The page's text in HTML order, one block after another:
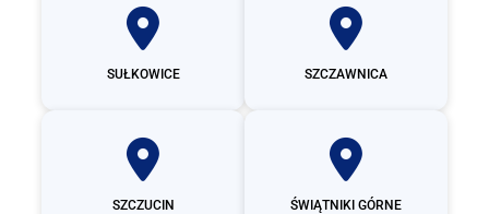
SUŁKOWICE SZCZAWNICA
SZCZUCIN ŚWIĄTNIKI GÓRNE